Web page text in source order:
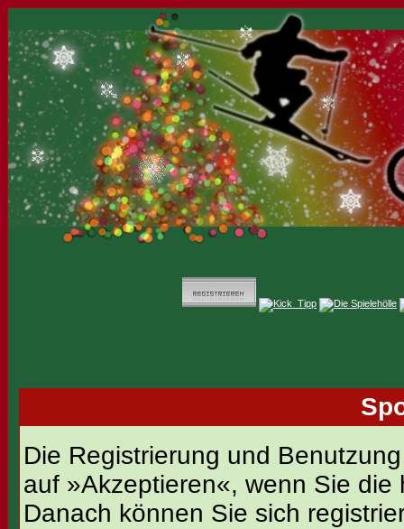
Die Registrierung und
auf »Akzeptieren«, wenn Sie
Danach können Sie sich